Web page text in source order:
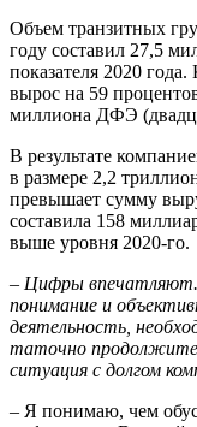
Объем транзитных
году составил 27,5
показателя 2020
вырос на 59
миллиона ДФЭ
В результате
в размере 2,2
превышает сумму
составила 158
выше уровня 2020-го.
– Цифры
понимание и
деятельность,
таточно
ситуация с долгом
– Я понимаю, чем